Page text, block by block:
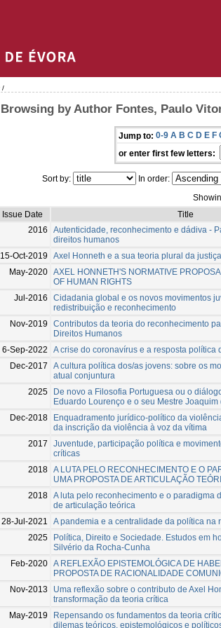
/
Browsing by Author Fontes, Paulo
Jump to: 0-9 A B C D E F
or enter first few letters:
Sort by: In order:
Issue Date
Title
2016
Autenticidade, reconhecimento e dádiva -
direitos humanos
15-Oct-2019 Axel Honneth e a sua teoria plural da justiça
May-2020 AXEL HONNETH'S NORMATIVE
OF HUMAN RIGHTS
Jul-2016
Cidadania global e os novos movimentos
redistribuição e reconhecimento
Nov-2019
Contributos da teoria do reconhecimento
Direitos Humanos
6-Sep-2022 A crise do coronavírus e a resposta política
Dec-2017
A cultura política dos/as jovens: sobre os
atual conjuntura
2025
De novo a Filosofia Portuguesa ou o
Eduardo Lourenço e o seu Mestre
Dec-2018
Enquadramento jurídico-político da
da inscrição da violência à voz da vítima
2017
Juventude, participação política e
críticas
2018 A LUTA PELO RECONHECIMENTO E O
UMA PROPOSTA DE ARTICULAÇÃO
2018 A luta pelo reconhecimento e o paradigma
de articulação teórica
28-Jul-2021 A pandemia e a centralidade da política na
2025
Política, Direito e Sociedade. Estudos em
Silvério da Rocha-Cunha
Feb-2020 A REFLEXÃO EPISTEMOLÓGICA DE
PROPOSTA DE RACIONALIDADE
Nov-2013
Uma reflexão sobre o contributo de Axel
transformação da teoria crítica
May-2019
Repensando os fundamentos da teoria
dilemas teóricos, epistemológicos e